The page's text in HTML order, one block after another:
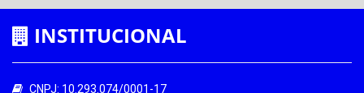
INSTITUCIONAL
CNPJ: 10.293.074/0001-17